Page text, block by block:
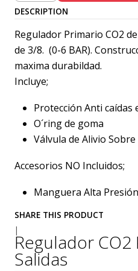
DESCRIPTION
Regulador Primario CO2
de 3/8. (0-6 BAR).
maxima durabildad.
Incluye;
Protección Anti caídas
O´ring de goma
Válvula de Alivio
Accesorios NO Incluidos;
Manguera Alta
SHARE THIS PRODUCT
|
Regulador CO2
Salidas